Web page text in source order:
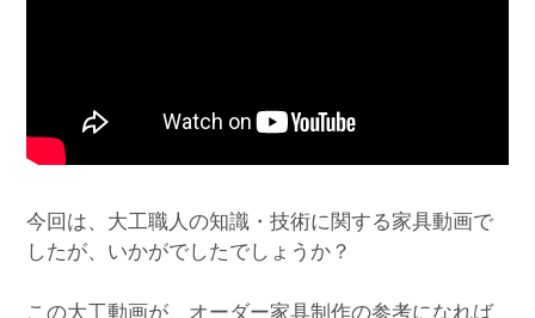
今回は、大工職人の知識・技術に関する家具動画で
したが、いかがでしたでしょうか？
この大工動画が、オーダー家具制作の参考になれば